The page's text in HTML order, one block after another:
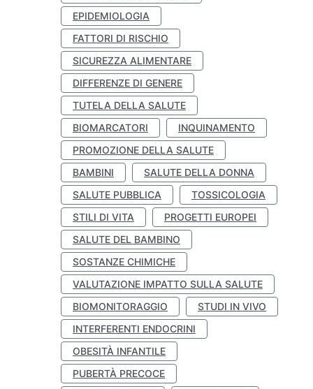
EPIDEMIOLOGIA
FATTORI DI RISCHIO
SICUREZZA ALIMENTARE
DIFFERENZE DI GENERE
TUTELA DELLA SALUTE
BIOMARCATORI
INQUINAMENTO
PROMOZIONE DELLA SALUTE
BAMBINI
SALUTE DELLA DONNA
SALUTE PUBBLICA
TOSSICOLOGIA
STILI DI VITA
PROGETTI EUROPEI
SALUTE DEL BAMBINO
SOSTANZE CHIMICHE
VALUTAZIONE IMPATTO SULLA SALUTE
BIOMONITORAGGIO
STUDI IN VIVO
INTERFERENTI ENDOCRINI
OBESITÀ INFANTILE
PUBERTÀ PRECOCE